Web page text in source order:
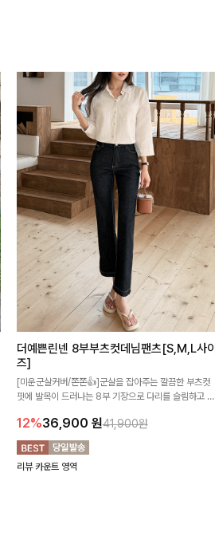
더예쁜린넨 8부부츠컷데님팬츠[S,M,L사이
즈]
[미운군살커버/쫀쫀👍]군살을 잡아주는 깔끔한 부츠컷
핏에 발목이 드러나는 8부 기장으로 다리를 슬림하고 길
요~!
12%36,900 원41,900원
리뷰 카운트 영역